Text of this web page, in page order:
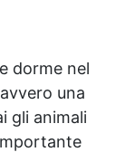
dorme nel
una
gli animali